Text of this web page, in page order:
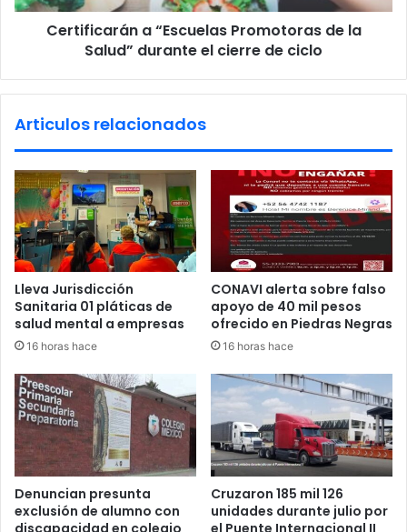
d
T
u
p
o
r
e
l
c
a
s
o
B
a
l
o
g
u
e
a
E
u
e
l
a
s
P
r
o
o
t
o
r
a
s
d
e
l
a
Certificarán a “Escuelas Promotoras de la
Salud” durante el cierre de ciclo
Articulos relacionados
Lleva Jurisdicción
Sanitaria 01 pláticas de
salud mental a empresas
16 horas hace
CONAVI alerta sobre falso
apoyo de 40 mil pesos
ofrecido en Piedras Negras
16 horas hace
Denuncian presunta
exclusión de alumno con
Cruzaron 185 mil 126
unidades durante julio por